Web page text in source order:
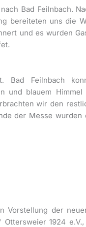
Bad Feilnbach.
bereiteten uns die
und es wurden
Bad Feilnbach
und blauem
wir den
der Messe
der
1924